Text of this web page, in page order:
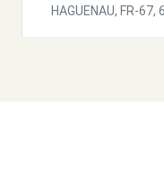
HAGUENAU, FR-67,